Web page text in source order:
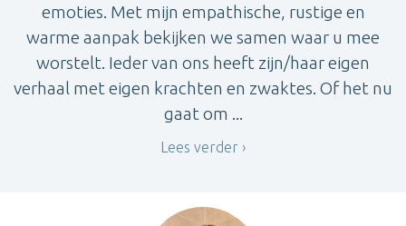
emoties. Met mijn empathische, rustige en
warme aanpak bekijken we samen waar u mee
worstelt. Ieder van ons heeft zijn/haar eigen
verhaal met eigen krachten en zwaktes. Of het nu
gaat om ...
Lees verder